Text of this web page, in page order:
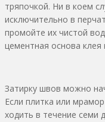
тряпочкой. Ни в коем
исключительно в
промойте их чистой
цементная основа клея
Затирку швов можно
Если плитка или
ходить в течение семи